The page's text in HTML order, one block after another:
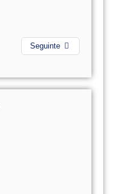
Seguinte